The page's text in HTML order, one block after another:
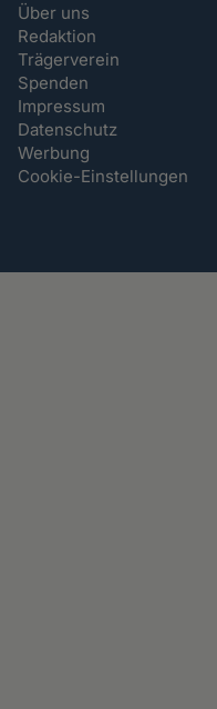
Über uns
Redaktion
Trägerverein
Spenden
Impressum
Datenschutz
Werbung
Cookie-Einstellungen